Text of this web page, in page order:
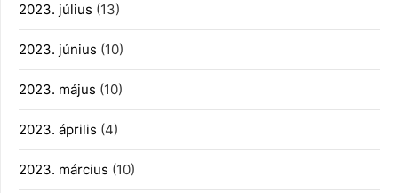
2023. július (13)
2023. június (10)
2023. május (10)
2023. április (4)
2023. március (10)